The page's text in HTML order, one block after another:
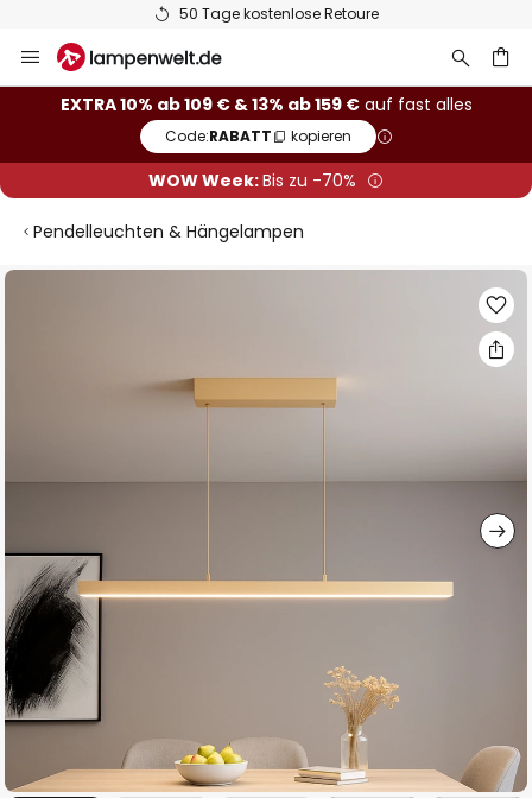
50 Tage kostenlose Retoure
Inhalt
springen
EXTRA 10% ab 109 € & 13% ab 159 €auf fast alles
Code:RABATT kopieren
WOW Week:Bis zu -70%
Pendelleuchten & Hängelampen
Zum